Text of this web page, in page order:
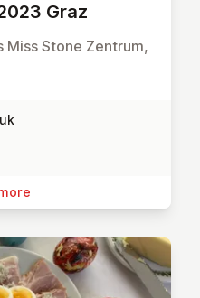
Graz
Stone Zentrum,